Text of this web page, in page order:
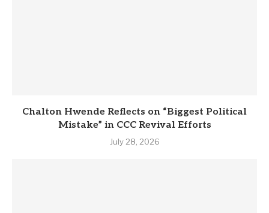
Chalton Hwende Reflects on “Biggest Political
Mistake” in CCC Revival Efforts
July 28, 2026